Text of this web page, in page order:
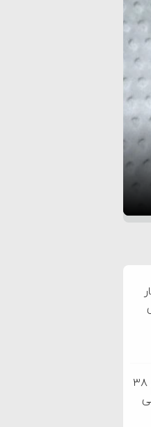
کمک به آمریکا در حملات به
پاسخ سختی خواهند گرفت
کرد
فرهنگ سازی منجر به کاهش ۳۸